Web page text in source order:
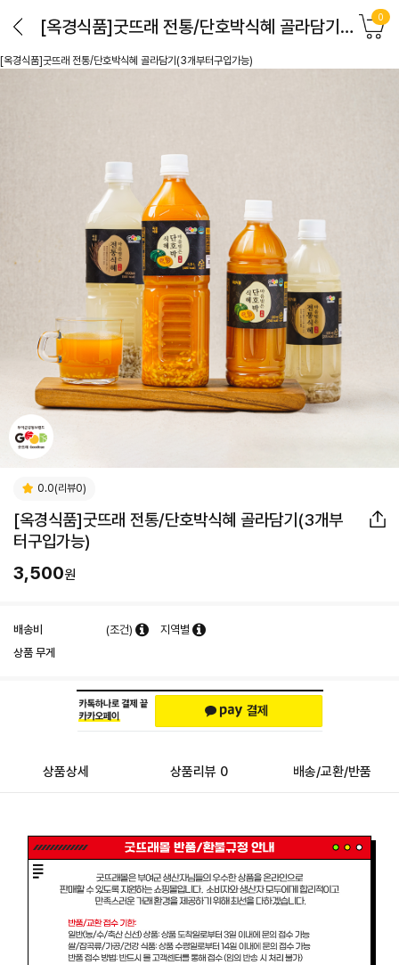
[옥경식품]굿뜨래 전통/단호박식혜 골라담기(3개부터구입가능) 0
[옥경식품]굿뜨래 전통/단호박식혜 골라담기(3개부터구입가능)
0.0(리뷰0)
[옥경식품]굿뜨래 전통/단호박식혜 골라담기(3개부
터구입가능)
3,500원
배송비 (조건)
지역별
상품 무게
상품상세 상품리뷰 0 배송/교환/반품